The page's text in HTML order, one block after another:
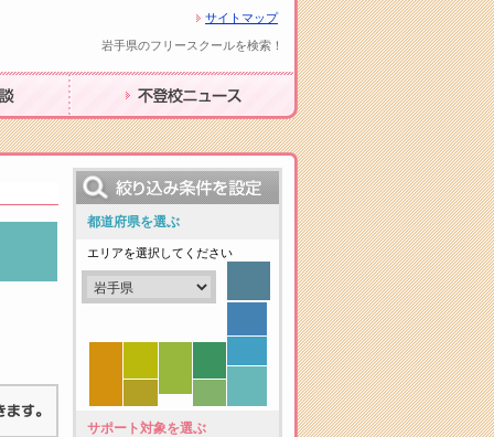
サイトマップ
岩手県のフリースクールを検索！
不登校ニュース
都道府県を選ぶ
エリアを選択してください
サポート対象を選ぶ